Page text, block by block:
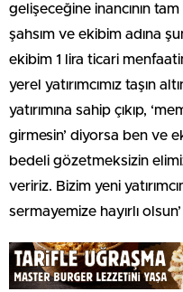
gelişeceğine inancının
şahsım ve ekibim adına
ekibim 1 lira ticari
yerel yatırımcımız taşın
yatırımına sahip çıkıp,
girmesin’ diyorsa ben ve
bedeli gözetmeksizin
veririz. Bizim yeni
sermayemize hayırlı